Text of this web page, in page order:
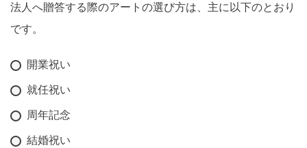
法人へ贈答する際のアートの選び方は、主に以下のとおり
です。
開業祝い
就任祝い
周年記念
結婚祝い